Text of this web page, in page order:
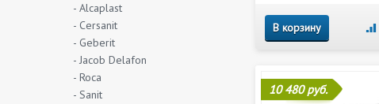
- Alcaplast
- Cersanit
- Geberit
- Jacob Delafon
- Roca
- Sanit
В корзину
10 480 руб.